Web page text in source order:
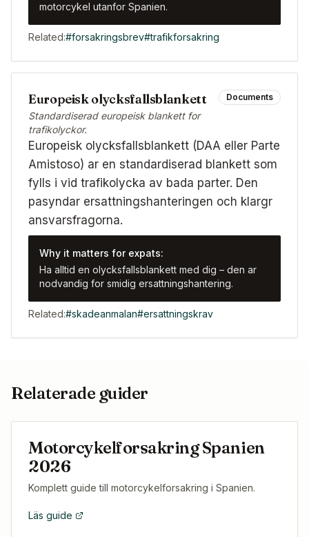
motorcykel utanfor Spanien.
Related:#forsakringsbrev#trafikforsakring
Europeisk olycksfallsblankett
Standardiserad europeisk blankett for
trafikolyckor.
Documents
Europeisk olycksfallsblankett (DAA eller Parte
Amistoso) ar en standardiserad blankett som
fylls i vid trafikolycka av bada parter. Den
pasyndar ersattningshanteringen och klargr
ansvarsfragorna.
Why it matters for expats:
Ha alltid en olycksfallsblankett med dig – den ar
nodvandig for smidig ersattningshantering.
Related:#skadeanmalan#ersattningskrav
Relaterade guider
Motorcykelforsakring Spanien
2026
Komplett guide till motorcykelforsakring i Spanien.
Läs guide